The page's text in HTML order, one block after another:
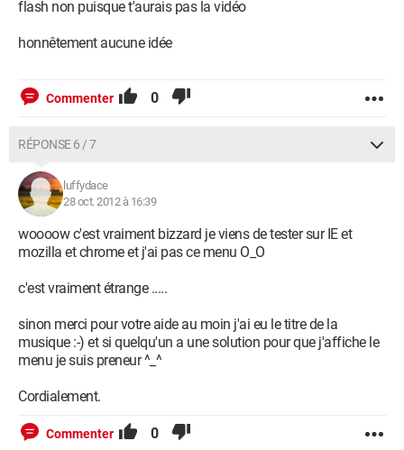
flash non puisque t'aurais pas la vidéo
honnêtement aucune idée
Commenter 0
RÉPONSE 6 / 7
luffydace
28 oct. 2012 à 16:39
woooow c'est vraiment bizzard je viens de tester sur IE et
mozilla et chrome et j'ai pas ce menu O_O
c'est vraiment étrange .....
sinon merci pour votre aide au moin j'ai eu le titre de la
musique :-) et si quelqu'un a une solution pour que j'affiche le
menu je suis preneur ^_^
Cordialement.
Commenter 0